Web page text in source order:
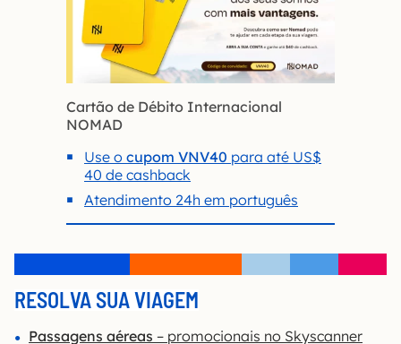
Cartão de Débito Internacional
NOMAD
Use o cupom VNV40 para até US$
40 de cashback
Atendimento 24h em português
RESOLVA SUA VIAGEM
Passagens aéreas – promocionais no Skyscanner